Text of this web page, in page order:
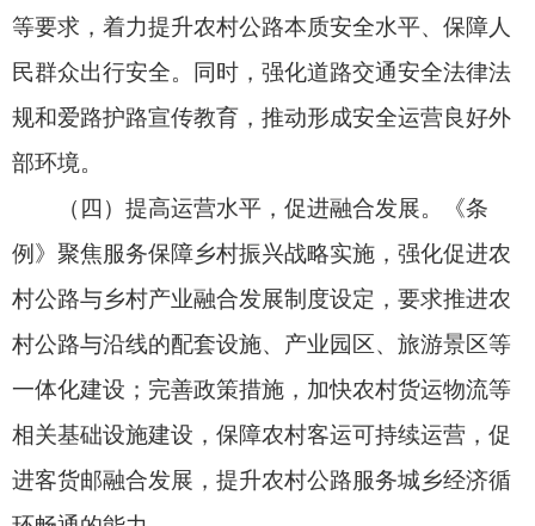
农村公路工程技术标准》《农村公路技术状况评定
管理、养护、运营的体制机制和管理制度，为农村
公路高质量发展提供了重要保障。下一步，以《条
例》颁布实施为新的契机，全面理解、准确把握、
严格落实《条例》制度要求，加快制修订配套法
规，及时优化调整相关政策和标准，更好发挥法
范、运行有效的制度体系，不断提升农村公路治理
效能，持续推动农村公路高质量发展。